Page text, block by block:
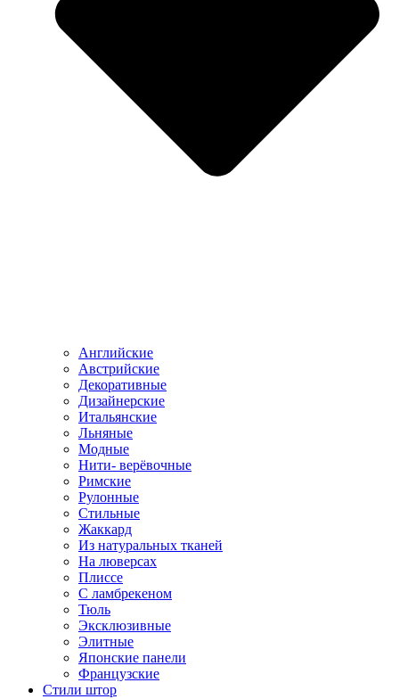
Английские
Австрийские
Декоративные
Дизайнерские
Итальянские
Льняные
Модные
Нити- верёвочные
Римские
Рулонные
Стильные
Жаккард
Из натуральных тканей
На люверсах
Плиссе
С ламбрекеном
Тюль
Эксклюзивные
Элитные
Японские панели
Французские
Стили штор